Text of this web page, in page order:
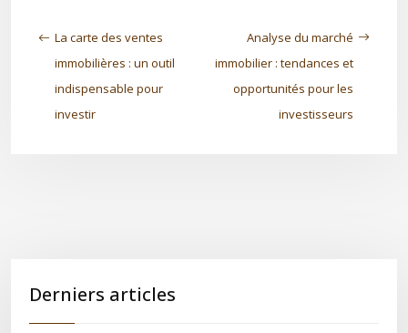
La carte des ventes
immobilières : un outil
indispensable pour
investir
Analyse du marché
immobilier : tendances et
opportunités pour les
investisseurs
Derniers articles